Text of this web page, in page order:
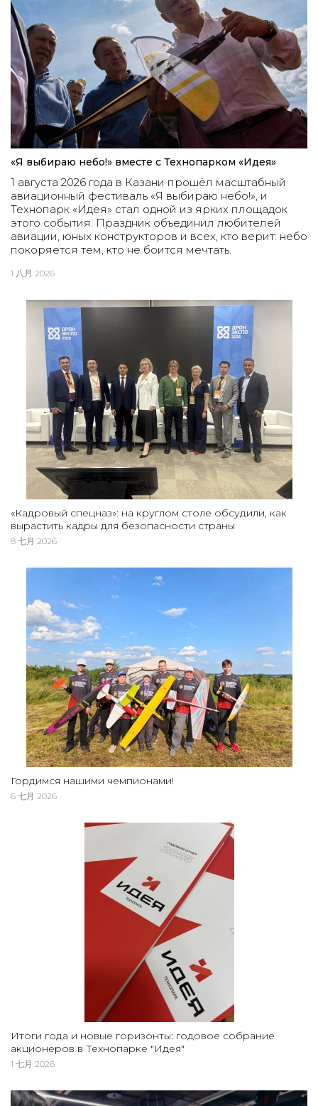
«Я выбираю небо!» вместе с Технопарком «Идея»
1 августа 2026 года в Казани прошёл масштабный
авиационный фестиваль «Я выбираю небо!», и
Технопарк «Идея» стал одной из ярких площадок
этого события. Праздник объединил любителей
авиации, юных конструкторов и всех, кто верит: небо
покоряется тем, кто не боится мечтать.
1 八月 2026
«Кадровый спецназ»: на круглом столе обсудили, как
вырастить кадры для безопасности страны
8 七月 2026
Гордимся нашими чемпионами!
6 七月 2026
Итоги года и новые горизонты: годовое собрание
акционеров в Технопарке "Идея"
1 七月 2026